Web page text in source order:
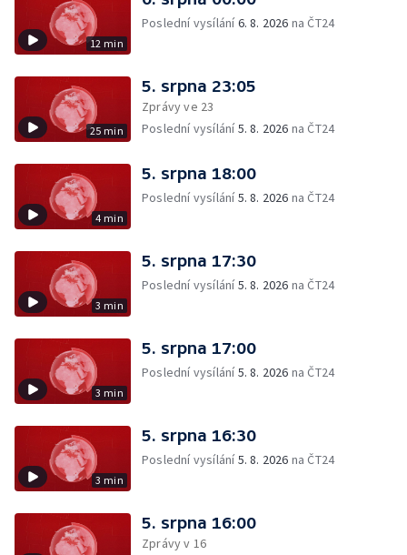
12 min
Poslední vysílání6. 8. 2026 na ČT24
25 min
5. srpna 23:05
Zprávy ve 23
Poslední vysílání5. 8. 2026 na ČT24
4 min
5. srpna 18:00
Poslední vysílání5. 8. 2026 na ČT24
3 min
5. srpna 17:30
Poslední vysílání5. 8. 2026 na ČT24
3 min
5. srpna 17:00
Poslední vysílání5. 8. 2026 na ČT24
3 min
5. srpna 16:30
Poslední vysílání5. 8. 2026 na ČT24
5. srpna 16:00
Zprávy v 16